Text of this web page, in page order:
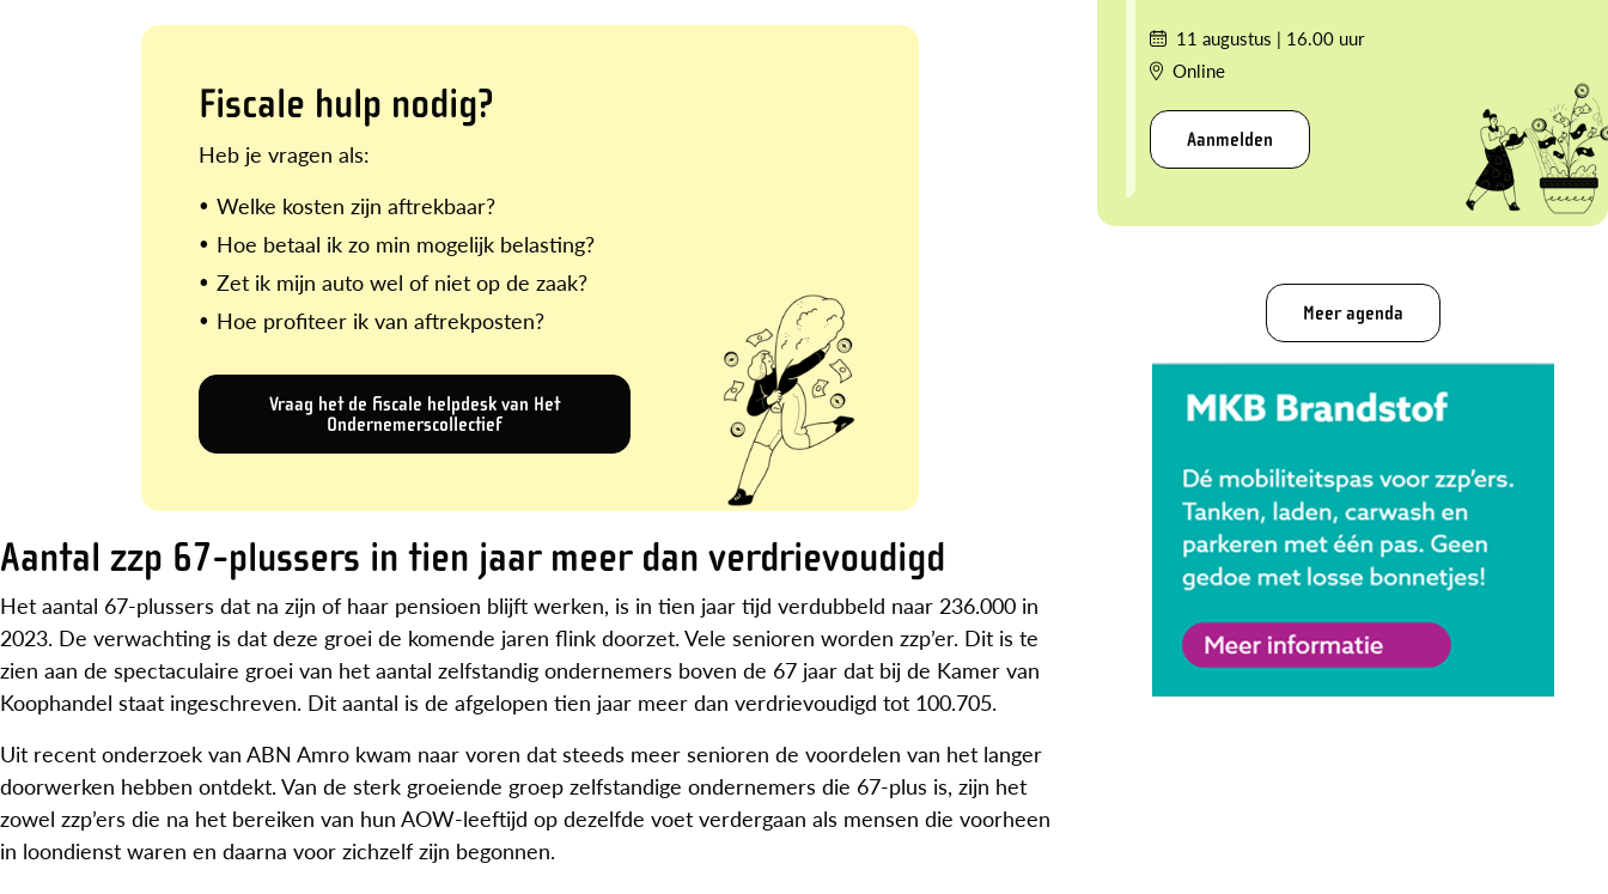
Fiscale hulp nodig?
Heb je vragen als:
Welke kosten zijn aftrekbaar?
Hoe betaal ik zo min mogelijk belasting?
Zet ik mijn auto wel of niet op de zaak?
Hoe profiteer ik van aftrekposten?
Vraag het de fiscale helpdesk van Het
Ondernemerscollectief
Aantal zzp 67-plussers in tien jaar meer dan verdrievoudigd
Het aantal 67-plussers dat na zijn of haar pensioen blijft werken, is in tien jaar tijd verdubbeld naar 236.000 in
2023. De verwachting is dat deze groei de komende jaren flink doorzet. Vele senioren worden zzp’er. Dit is te
zien aan de spectaculaire groei van het aantal zelfstandig ondernemers boven de 67 jaar dat bij de Kamer van
Koophandel staat ingeschreven. Dit aantal is de afgelopen tien jaar meer dan verdrievoudigd tot 100.705.
Uit recent onderzoek van ABN Amro kwam naar voren dat steeds meer senioren de voordelen van het langer
doorwerken hebben ontdekt. Van de sterk groeiende groep zelfstandige ondernemers die 67-plus is, zijn het
zowel zzp’ers die na het bereiken van hun AOW-leeftijd op dezelfde voet verdergaan als mensen die voorheen
in loondienst waren en daarna voor zichzelf zijn begonnen.
11 augustus | 16.00 uur
Online
Aanmelden
Meer agenda